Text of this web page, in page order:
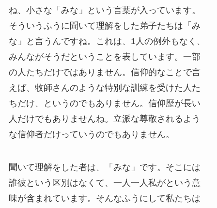
ね、小さな「みな」という言葉が入っています。
そういうふうに聞いて理解をした弟子たちは「み
な」と言うんですね。これは、1人の例外もなく、
みんながそうだということを表しています。一部
の人たちだけではありません。信仰的なことで言
えば、牧師さんのような特別な訓練を受けた人た
ちだけ、というのでもありません。信仰歴が長い
人だけでもありませんね。立派な尊敬されるよう
な信仰者だけっていうのでもありません。
聞いて理解をした者は、「みな」です。そこには
誰彼という区別はなくて、一人一人私がという意
味が含まれています。そんなふうにして私たちは